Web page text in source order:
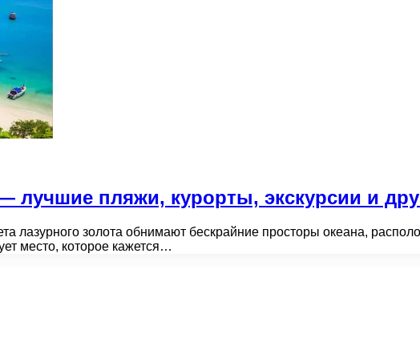
пляжи, курорты, экскурсии и
лазурного золота обнимают бескрайние просторы океана,
место, которое кажется…